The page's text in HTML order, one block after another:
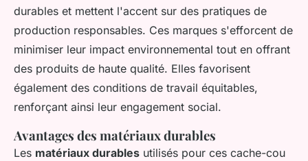
durables et mettent l'accent sur des pratiques de
production responsables. Ces marques s'efforcent de
minimiser leur impact environnemental tout en offrant
des produits de haute qualité. Elles favorisent
également des conditions de travail équitables,
renforçant ainsi leur engagement social.
Avantages des matériaux durables
Les matériaux durables utilisés pour ces cache-cou